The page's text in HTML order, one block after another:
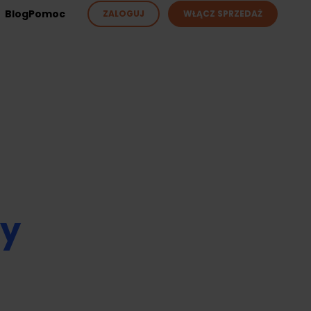
BlogPomoc ZALOGUJ WŁĄCZ SPRZEDAŻ